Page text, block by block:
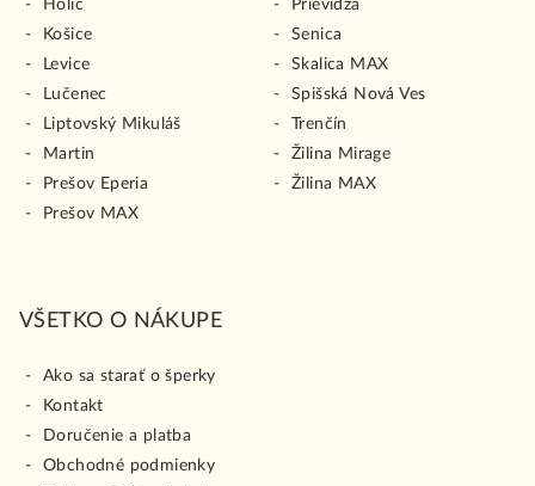
Holíč
Košice
Levice
Lučenec
Liptovský Mikuláš
Martin
Prešov Eperia
Prešov MAX
Prievidza
Senica
Skalica MAX
Spišská Nová Ves
Trenčín
Žilina Mirage
Žilina MAX
VŠETKO O NÁKUPE
Ako sa starať o šperky
Kontakt
Doručenie a platba
Obchodné podmienky